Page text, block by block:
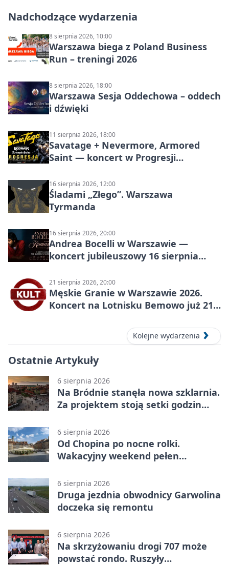
Nadchodzące wydarzenia
8 sierpnia 2026, 10:00
Warszawa biega z Poland Business
Run – treningi 2026
8 sierpnia 2026, 18:00
Warszawa Sesja Oddechowa – oddech
i dźwięki
11 sierpnia 2026, 18:00
Savatage + Nevermore, Armored
Saint — koncert w Progresji
16 sierpnia 2026, 12:00
Śladami „Złego”. Warszawa
Tyrmanda
16 sierpnia 2026, 20:00
Andrea Bocelli w Warszawie —
koncert jubileuszowy 16 sierpnia
21 sierpnia 2026, 20:00
Męskie Granie w Warszawie 2026.
Koncert na Lotnisku Bemowo już 21
Kolejne wydarzenia
Ostatnie Artykuły
6 sierpnia 2026
Na Bródnie stanęła nowa szklarnia.
Za projektem stoją setki godzin
6 sierpnia 2026
Od Chopina po nocne rolki.
Wakacyjny weekend pełen
6 sierpnia 2026
Druga jezdnia obwodnicy Garwolina
doczeka się remontu
6 sierpnia 2026
Na skrzyżowaniu drogi 707 może
powstać rondo. Ruszyły